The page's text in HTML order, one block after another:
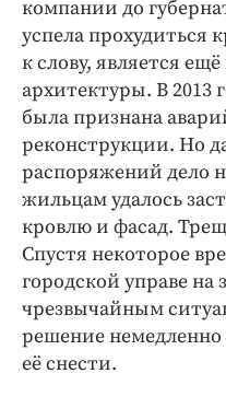
компании до
успела прохудиться
к слову, является
архитектуры. В 2013
была признана
реконструкции. Но
распоряжений дело
жильцам удалось
кровлю и фасад.
Спустя некоторое
городской управе
чрезвычайным
решение немедленно
её снести.